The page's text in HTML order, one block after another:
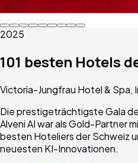
2025
101 besten Hotels
Victoria-Jungfrau Hotel & Spa,
Die prestigeträchtigste Gala
Alveni AI war als Gold-Partner
besten Hoteliers der Schweiz
neuesten KI-Innovationen.